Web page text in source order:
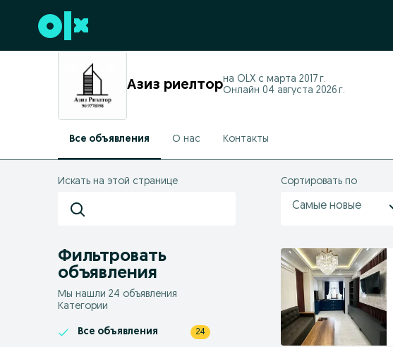
Перейти к нижнему колонтитулу
Азиз риелторна OLX с марта 2017 г.
Онлайн 04 августа 2026 г.
Все объявления О нас Контакты
Искать на этой странице
Фильтровать
объявления
Мы нашли 24 объявления
Категории
Все объявления 24
Сортировать по
Самые новые